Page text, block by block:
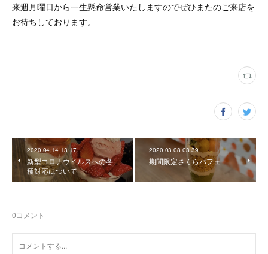
来週月曜日から一生懸命営業いたしますのでぜひまたのご来店を
お待ちしております。
2020.04.14 13:17
新型コロナウイルスへの各
種対応について
2020.03.08 03:39
期間限定さくらパフェ
0コメント